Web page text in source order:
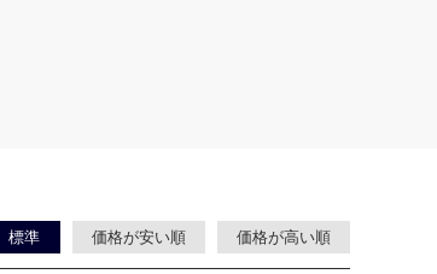
標準 価格が安い順 価格が高い順